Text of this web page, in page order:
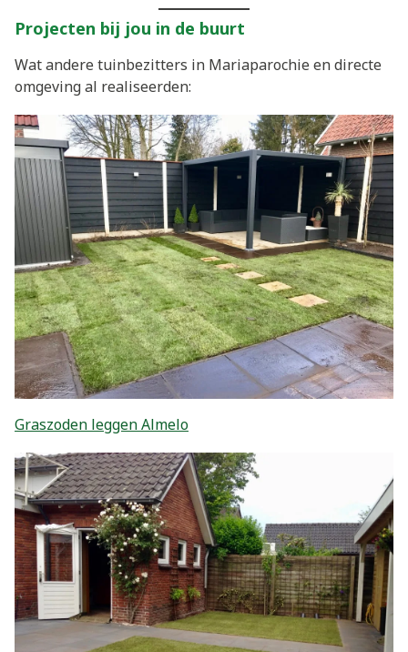
Projecten bij jou in de buurt
Wat andere tuinbezitters in Mariaparochie en directe
omgeving al realiseerden:
Graszoden leggen Almelo